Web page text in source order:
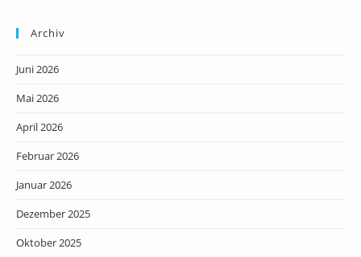
Archiv
Juni 2026
Mai 2026
April 2026
Februar 2026
Januar 2026
Dezember 2025
Oktober 2025